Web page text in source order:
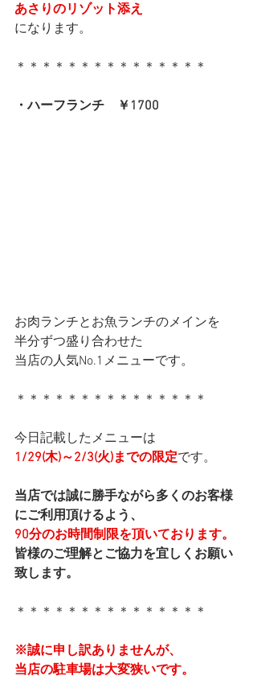
あさりのリゾット添え
になります。
＊＊＊＊＊＊＊＊＊＊＊＊＊＊＊
・ハーフランチ　￥1700
お肉ランチとお魚ランチのメインを
半分ずつ盛り合わせた
当店の人気No.1メニューです。
＊＊＊＊＊＊＊＊＊＊＊＊＊＊＊
今日記載したメニューは
1/29(木)～2/3(火)までの限定です。
当店では誠に勝手ながら多くのお客様
にご利用頂けるよう、
90分のお時間制限を頂いております。
皆様のご理解とご協力を宜しくお願い
致します。
＊＊＊＊＊＊＊＊＊＊＊＊＊＊＊
※誠に申し訳ありませんが、
当店の駐車場は大変狭いです。